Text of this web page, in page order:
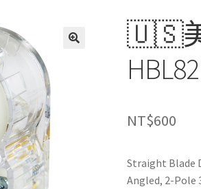
🇺🇸美
NT$600
Straight Blade
Angled, 2-Pole